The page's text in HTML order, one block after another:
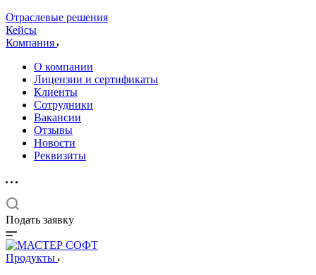
Отраслевые решения
Кейсы
Компания
О компании
Лицензии и сертификаты
Клиенты
Сотрудники
Вакансии
Отзывы
Новости
Реквизиты
Подать заявку
Продукты